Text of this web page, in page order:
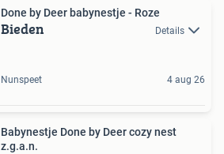
Done by Deer babynestje - Roze
Bieden Details
Nunspeet 4 aug 26
Babynestje Done by Deer cozy nest
z.g.a.n.